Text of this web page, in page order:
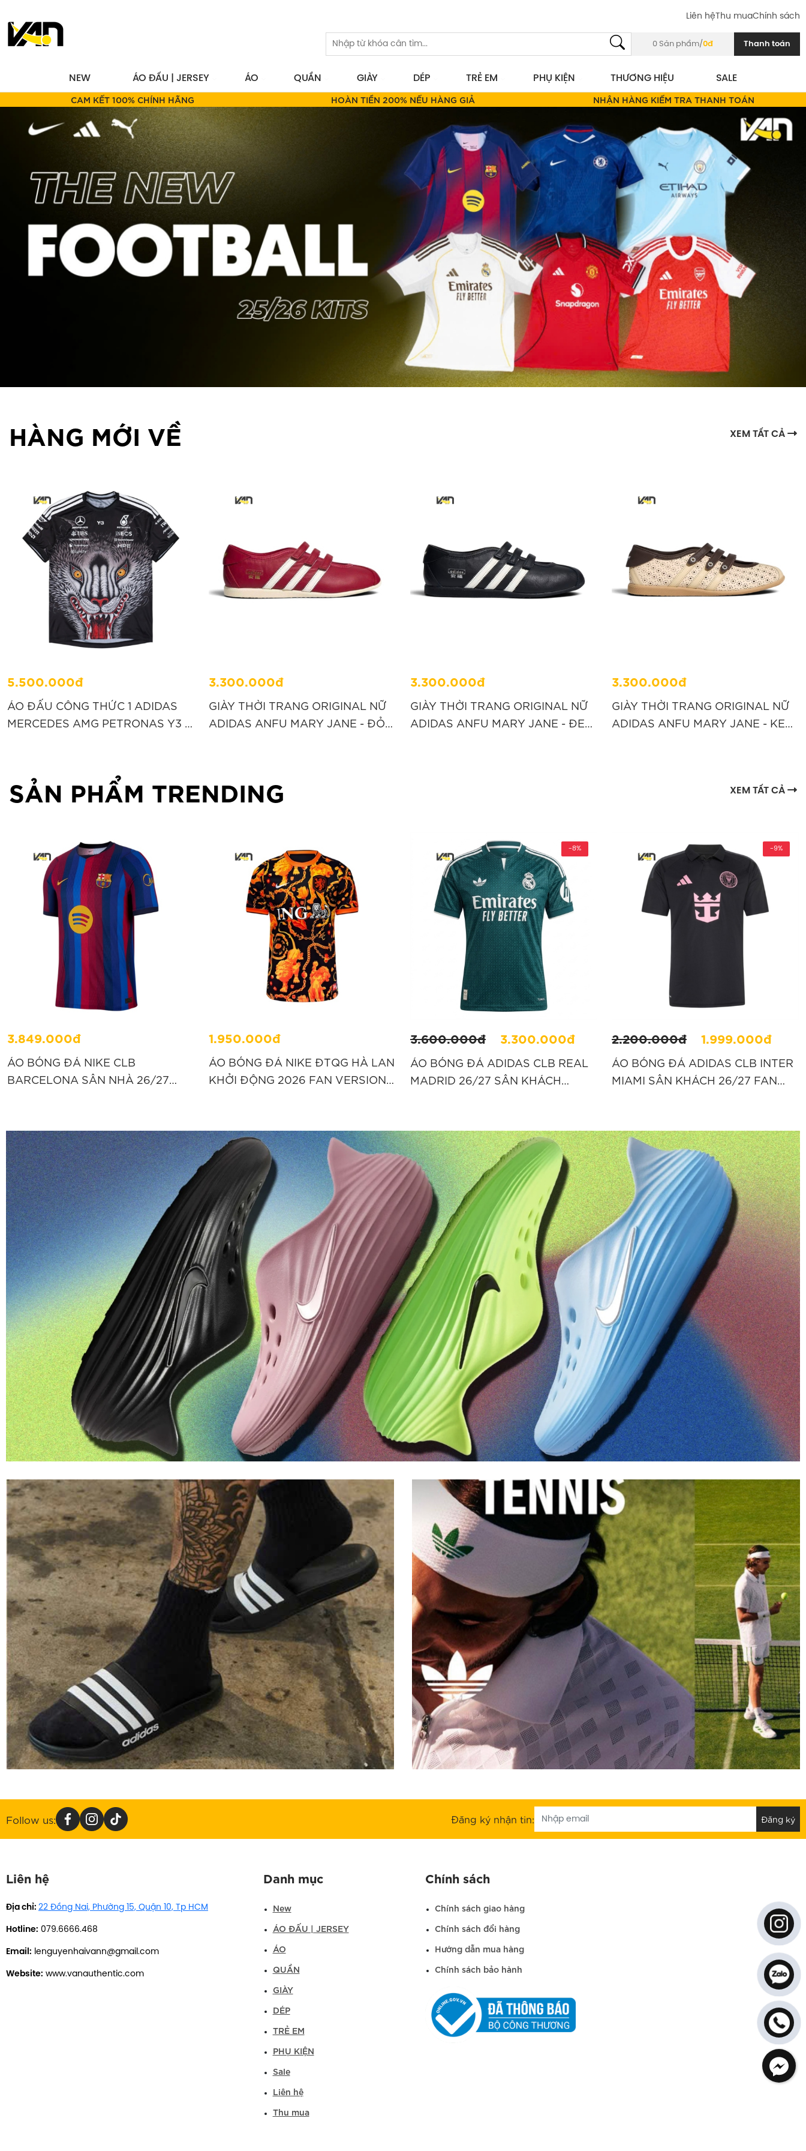
Liên hệThu muaChính sách
0 Sản phẩm/0đ Thanh toán
NEW ÁO ĐẤU | JERSEY ÁO QUẦN GIÀY DÉP TRẺ EM PHỤ KIỆN THƯƠNG HIỆU SALE
HOÀN TIỀN 200% NẾU HÀNG GIẢ NHẬN HÀNG KIỂM TRA THANH TOÁN ĐỔI SIZE TRONG VÒNG 3 NGÀY
HÀNG MỚI VỀ XEM TẤT CẢ
5.500.000đ
ÁO ĐẤU CÔNG THỨC 1 ADIDAS
MERCEDES AMG PETRONAS Y3 -
3.300.000đ
GIÀY THỜI TRANG ORIGINAL NỮ
ADIDAS ANFU MARY JANE - ĐỎ
3.300.000đ
GIÀY THỜI TRANG ORIGINAL NỮ
ADIDAS ANFU MARY JANE - ĐEN
3.300.000đ
GIÀY THỜI TRANG ORIGINAL NỮ
ADIDAS ANFU MARY JANE - KEM
SẢN PHẨM TRENDING XEM TẤT CẢ
3.849.000đ
ÁO BÓNG ĐÁ NIKE CLB
BARCELONA SÂN NHÀ 26/27
1.950.000đ
ÁO BÓNG ĐÁ NIKE ĐTQG HÀ LAN
KHỞI ĐỘNG 2026 FAN VERSION -
3.600.000đ 3.300.000đ
-8%
ÁO BÓNG ĐÁ ADIDAS CLB REAL
MADRID 26/27 SÂN KHÁCH
2.200.000đ 1.999.000đ
-9%
ÁO BÓNG ĐÁ ADIDAS CLB INTER
MIAMI SÂN KHÁCH 26/27 FAN
Follow us: Đăng ký nhận tin:
Liên hệ
Địa chỉ: 22 Đồng Nai, Phường 15, Quận 10, Tp HCM
Hotline: 079.6666.468
Email: lenguyenhaivann@gmail.com
Website: www.vanauthentic.com
Danh mục
New
ÁO ĐẤU | JERSEY
ÁO
QUẦN
GIÀY
DÉP
TRẺ EM
PHỤ KIỆN
Sale
Liên hệ
Thu mua
Chính sách
Chính sách giao hàng
Chính sách đổi hàng
Hướng dẫn mua hàng
Chính sách bảo hành